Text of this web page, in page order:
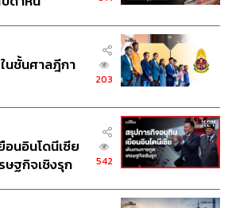
บริษัทหลักทรัพย์ ไพน์ เวลท์ โซลูชั่น จำกัด
นชั้นศาลฎีกา
203
นอินโดนีเซีย
ษฐกิจเชิงรุก
542